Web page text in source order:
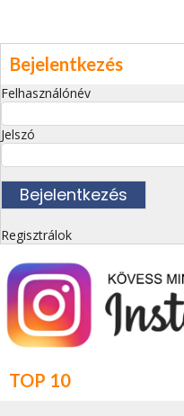
Bejelentkezés
Felhasználónév
Jelszó
Regisztrálok
TOP 10